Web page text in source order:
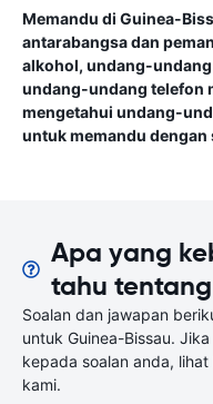
Memandu di Guinea-
antarabangsa dan
alkohol, undang-
undang-undang telefon
mengetahui undang-
untuk memandu dengan
Apa yang
tahu
Soalan dan jawapan
untuk Guinea-Bissau.
kepada soalan anda,
kami.